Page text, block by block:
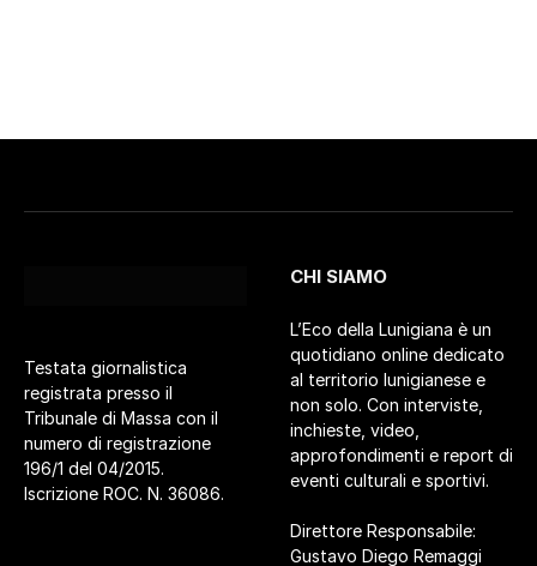
Testata giornalistica
registrata presso il
Tribunale di Massa con il
numero di registrazione
196/1 del 04/2015.
Iscrizione ROC. N. 36086.
CHI SIAMO
L’Eco della Lunigiana è un
quotidiano online dedicato
al territorio lunigianese e
non solo. Con interviste,
inchieste, video,
approfondimenti e report di
eventi culturali e sportivi.
Direttore Responsabile:
Gustavo Diego Remaggi